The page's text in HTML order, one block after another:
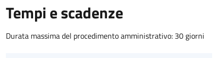
Tempi e scadenze
Durata massima del procedimento amministrativo: 30 giorni